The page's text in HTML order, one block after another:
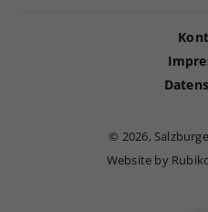
© 2026,
Website by